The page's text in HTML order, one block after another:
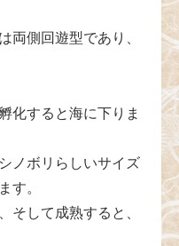
両側回遊型であり、
化すると海に下りま
ノボリらしいサイズ
す。
そして成熟すると、